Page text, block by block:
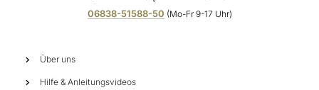
06838-51588-50 (Mo-Fr 9-17 Uhr)
Über uns
Hilfe & Anleitungsvideos